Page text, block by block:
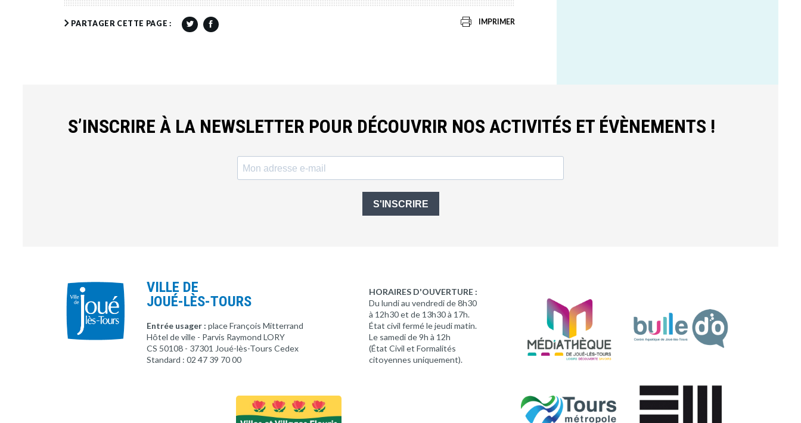
PARTAGER CETTE PAGE : IMPRIMER
S’INSCRIRE À LA NEWSLETTER POUR DÉCOUVRIR NOS ACTIVITÉS ET ÉVÈNEMENTS !
S'INSCRIRE
VILLE DE
JOUÉ-LÈS-TOURS
Entrée usager : place François Mitterrand
Hôtel de ville - Parvis Raymond LORY
CS 50108 - 37301 Joué-lès-Tours Cedex
Standard : 02 47 39 70 00
HORAIRES D'OUVERTURE :
Du lundi au vendredi de 8h30
à 12h30 et de 13h30 à 17h.
État civil fermé le jeudi matin.
Le samedi de 9h à 12h
(État Civil et Formalités
citoyennes uniquement).